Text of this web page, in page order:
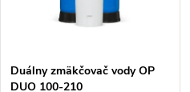
s
Duálny zmäkčovač vody OP
DUO 100-210